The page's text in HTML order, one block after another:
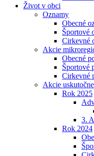
Život v obci
Oznamy
Obecné
Športové
Cirkevné
Akcie
Obecné
Športové
Cirkevné
Akcie
Rok 2025
3.
Rok 2024